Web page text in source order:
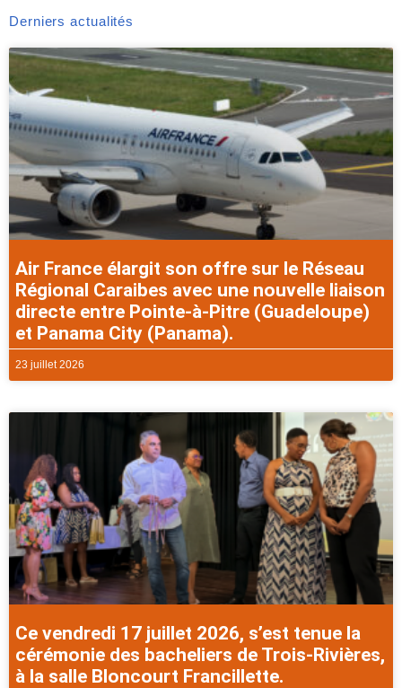
Derniers actualités
Air France élargit son offre sur le Réseau
Régional Caraibes avec une nouvelle liaison
directe entre Pointe-à-Pitre (Guadeloupe)
et Panama City (Panama).
23 juillet 2026
Ce vendredi 17 juillet 2026, s’est tenue la
cérémonie des bacheliers de Trois-Rivières,
à la salle Bloncourt Francillette.